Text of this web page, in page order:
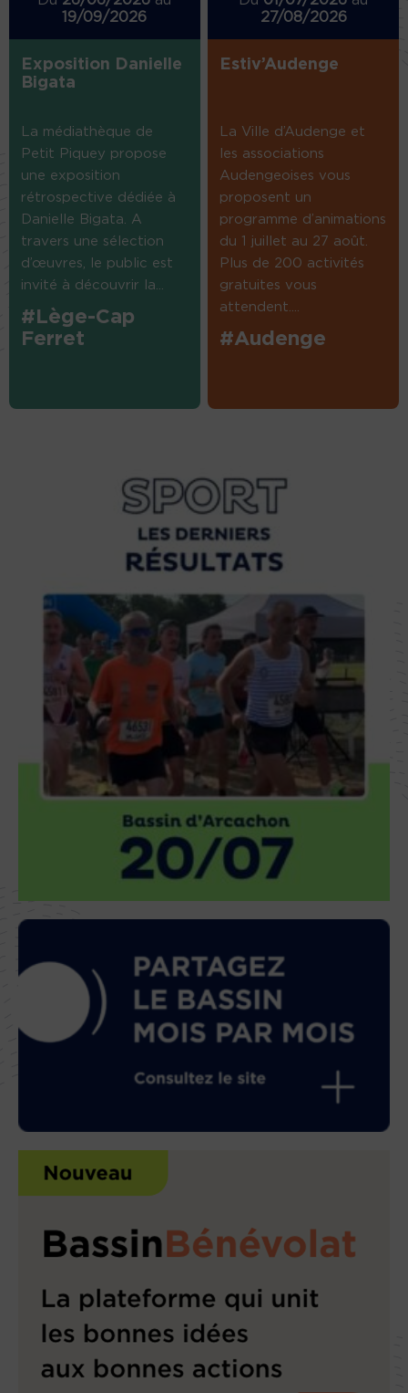
19/09/2026
Exposition Danielle
Bigata
La médiathèque de
Petit Piquey propose
une exposition
rétrospective dédiée à
Danielle Bigata. A
travers une sélection
d’œuvres, le public est
invité à découvrir la...
#Lège-Cap
Ferret
27/08/2026
Estiv’Audenge
La Ville d’Audenge et
les associations
Audengeoises vous
proposent un
programme d’animations
du 1 juillet au 27 août.
Plus de 200 activités
gratuites vous
attendent....
#Audenge